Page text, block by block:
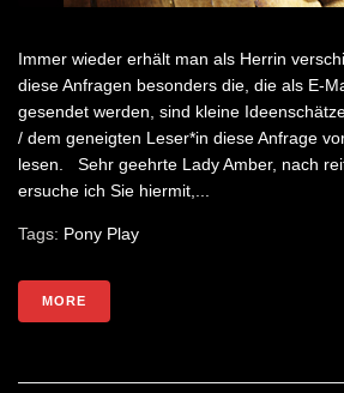
Immer wieder erhält man als Herrin
diese Anfragen besonders die, die als E-
gesendet werden, sind kleine
/ dem geneigten Leser*in diese Anfrage
lesen. Sehr geehrte Lady Amber, nach
ersuche ich Sie hiermit,...
Tags: Pony Play
MORE